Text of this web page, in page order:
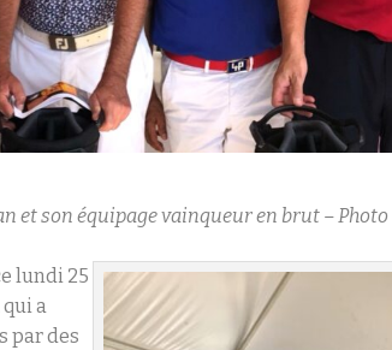
et son équipage vainqueur en brut –
lundi 25
qui a
par des